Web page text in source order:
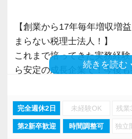
consulting.com/recruit/
【成長のための5つのこだわ
す】
ポンス・プラス思考・有言実
配り」を掲げ、一人ひとり
より多くの「ありがとう」
希望に応じて決算業務、年
告業務にもチャレンジして頂
ッフがサポートしますので
計の業務を一通り覚えられ
▽ステップ3(4ヶ月目〜)
一通りの業務を覚えたら、
って頂きます。決算書が出
【目指すは“大家族のような
緒に働ける方を求めていま
「こんな明るい事務所はは
実践型インターンは成⻑性
りがいを持てることとステ
とを第一に考えています。
また、職場環境の改善に積極
に対して認証される「社労
取得しました。
施企業」の認定を受け、今
い環境づくりを積極的に推
長く安心して働ける環境を
【創業から17年毎年増収増
まらない税理士法人！】
これまで培ってきた実務経
ら安定の成長企業で！今後
現在当社では「渋谷」「新
続きを読む
完全週休2日 未経験OK 残業
第2新卒歓迎 時間調整可 独立